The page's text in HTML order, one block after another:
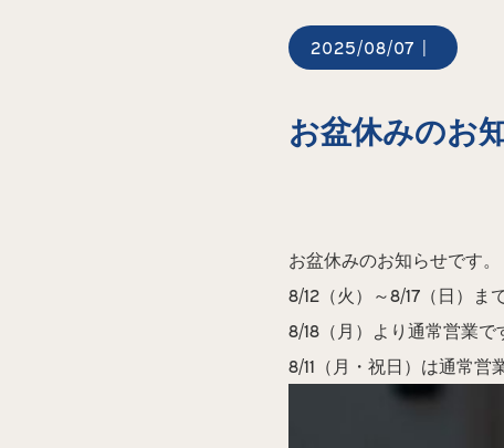
2025/08/07
お盆休みのお
お盆休みのお知らせです。
8/12（火）～8/17（日）ま
8/18（月）より通常営業で
8/11（月・祝日）は通常営